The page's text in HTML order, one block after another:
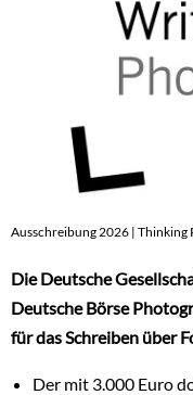
Ausschreibung 2026 |
Die Deutsche
Deutsche Börse
für das Schreiben über
Der mit 3.000 Euro